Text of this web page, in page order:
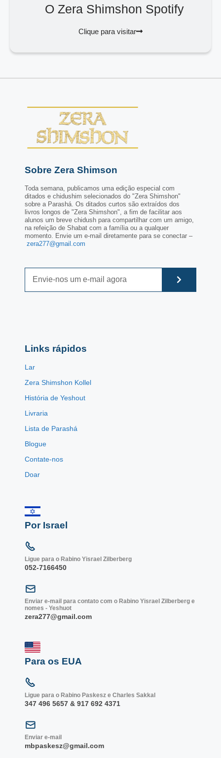
O Zera Shimshon Spotify
Clique para visitar
Sobre Zera Shimson
Toda semana, publicamos uma edição especial com
ditados e chidushim selecionados do "Zera Shimshon"
sobre a Parashá. Os ditados curtos são extraídos dos
livros longos de "Zera Shimshon", a fim de facilitar aos
alunos um breve chidush para compartilhar com um amigo,
na refeição de Shabat com a família ou a qualquer
momento. Envie um e-mail diretamente para se conectar –
zera277@gmail.com
Links rápidos
Lar
Zera Shimshon Kollel
História de Yeshout
Livraria
Lista de Parashá
Blogue
Contate-nos
Doar
Por Israel
Ligue para o Rabino Yisrael Zilberberg
052-7166450
Enviar e-mail para contato com o Rabino Yisrael Zilberberg e
nomes - Yeshuot
zera277@gmail.com
Para os EUA
Ligue para o Rabino Paskesz e Charles Sakkal
347 496 5657 & 917 692 4371
Enviar e-mail
mbpaskesz@gmail.com